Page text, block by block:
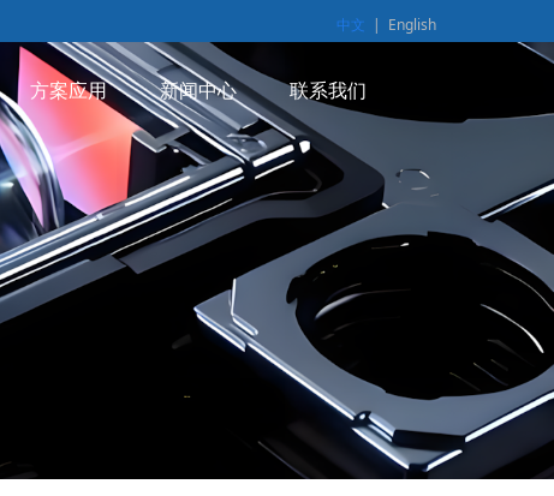
中文 | English
方案应用 新闻中心 联系我们